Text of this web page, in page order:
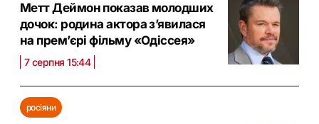
Метт Деймон показав молодших
дочок: родина актора з’явилася
на прем’єрі фільму «Одіссея»
7 серпня 15:44
росіяни